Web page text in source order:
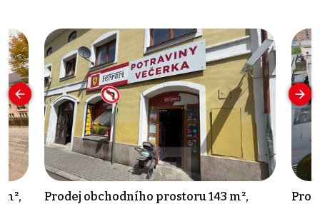
Prodej obchodního prostoru 143 m²,